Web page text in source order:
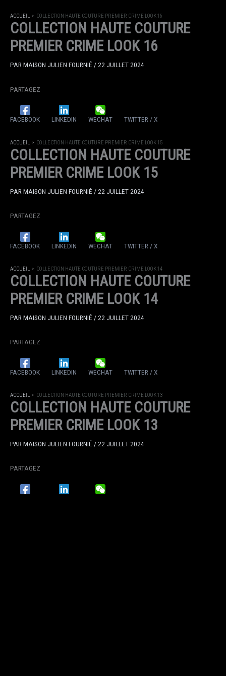
ACCUEIL COLLECTION HAUTE COUTURE PREMIER CRIME LOOK 16
COLLECTION HAUTE COUTURE
PREMIER CRIME LOOK 16
PARMAISON JULIEN FOURNIÉ /22 JUILLET 2024
PARTAGEZ
FACEBOOK LINKEDIN WECHAT TWITTER / X
ACCUEIL COLLECTION HAUTE COUTURE PREMIER CRIME LOOK 15
COLLECTION HAUTE COUTURE
PREMIER CRIME LOOK 15
PAR MAISON JULIEN FOURNIÉ /22 JUILLET 2024
PARTAGEZ
FACEBOOK LINKEDIN WECHAT TWITTER / X
ACCUEIL COLLECTION HAUTE COUTURE PREMIER CRIME LOOK 14
COLLECTION HAUTE COUTURE
PREMIER CRIME LOOK 14
PAR MAISON JULIEN FOURNIÉ /22 JUILLET 2024
PARTAGEZ
FACEBOOK LINKEDIN WECHAT TWITTER / X
ACCUEIL COLLECTION HAUTE COUTURE PREMIER CRIME LOOK 13
COLLECTION HAUTE COUTURE
PREMIER CRIME LOOK 13
PAR MAISON JULIEN FOURNIÉ /22 JUILLET 2024
PARTAGEZ